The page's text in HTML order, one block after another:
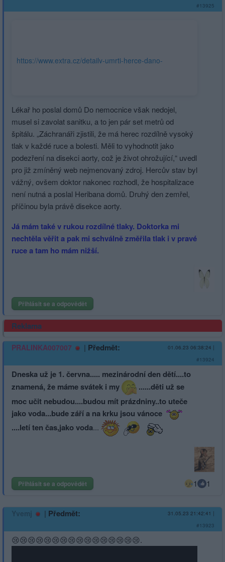
#13925
https://www.extra.cz/detaily-umrti-herce-dano-
Lékař ho poslal domů Do nemocnice však nedojel,
musel si zavolat sanitku, a to jen pár set metrů od
špitálu. „Záchranáři zjistili, že má herec rozdílně vysoký
tlak v každé ruce a bolesti. Měli to vyhodnotit jako
podezření na disekci aorty, což je život ohrožující,“ uvedl
pro již zmíněný web nejmenovaný zdroj. Hercův stav byl
vážný, ovšem doktor nakonec rozhodl, že hospitalizace
není nutná a poslal Heribana domů. Druhý den zemřel,
příčinou byla právě disekce aorty.
Já mám také v rukou rozdílné tlaky. Doktorka mi
nechtěla věřit a pak mi schválně změřila tlak i v pravé
ruce a tam ho mám nižší.
Přihlásit se a odpovědět
Reklama
PRALINKA007007 | Předmět: 01.06.23 06:38:24 |
#13924
Dneska už je 1. června..... mezinárodní den dětí....to
znamená, že máme svátek i my
......děti už se
moc učit nebudou....budou mít prázdniny..to uteče
jako voda...bude září a na krku jsou vánoce
....letí ten čas,jako voda...
Přihlásit se a odpovědět 1 1
Yvemj | Předmět: 31.05.23 21:42:41 |
#13923
😢😢😢😢😢😢😢😢😢😢😢😢😢😢😢😢.